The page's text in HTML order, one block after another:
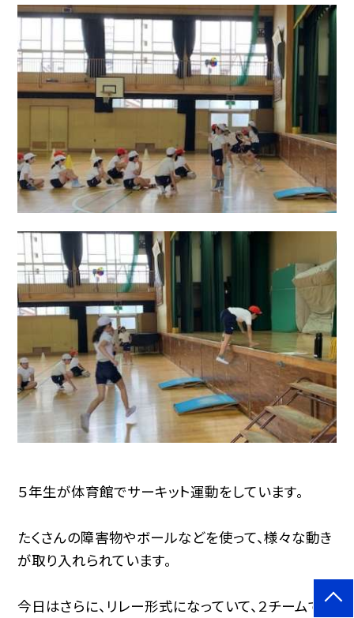
５年生が体育館でサーキット運動をしています。
たくさんの障害物やボールなどを使って、様々な動き
が取り入れられています。
今日はさらに、リレー形式になっていて、２チームで競